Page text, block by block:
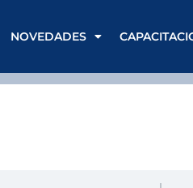
NOVEDADES